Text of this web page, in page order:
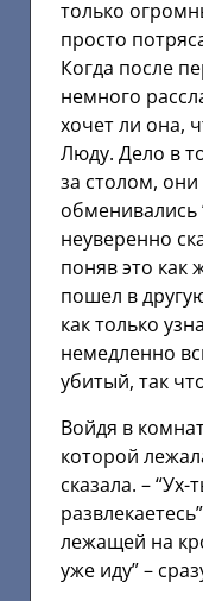
только
просто
Когда после
немного
хочет ли она,
Люду. Дело в
за столом,
обменивались
неуверенно
поняв это как
пошел в
как только
немедленно
убитый, так
Войдя в
которой
сказала. –
лежащей на
уже иду” –